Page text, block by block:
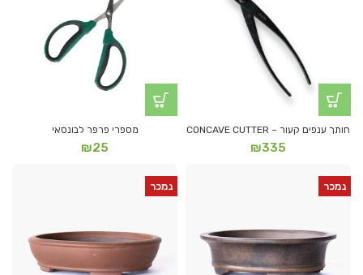
חותך ענפים קעור – CONCAVE CUTTER
₪335
מספרי פרפר לבונסאי
₪25
נמכר נמכר